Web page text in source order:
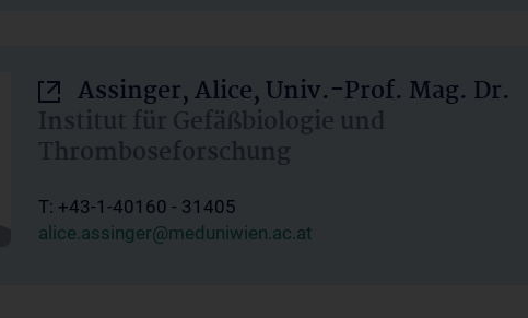
Assinger, Alice, Univ.-Prof. Mag. Dr.
Institut für Gefäßbiologie und
Thromboseforschung
T: +43-1-40160 - 31405
alice.assinger@meduniwien.ac.at